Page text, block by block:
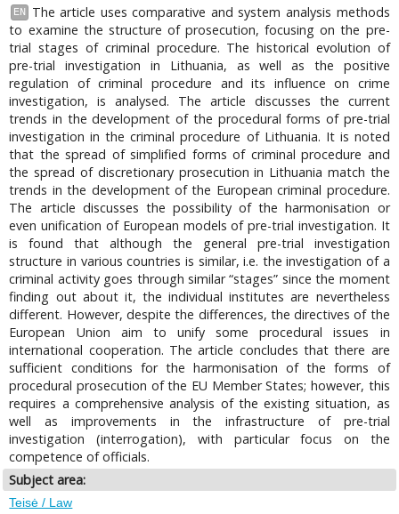
EN
The article uses comparative and system analysis methods
to examine the structure of prosecution, focusing on the pre-
trial stages of criminal procedure. The historical evolution of
pre-trial investigation in Lithuania, as well as the positive
regulation of criminal procedure and its influence on crime
investigation, is analysed. The article discusses the current
trends in the development of the procedural forms of pre-trial
investigation in the criminal procedure of Lithuania. It is noted
that the spread of simplified forms of criminal procedure and
the spread of discretionary prosecution in Lithuania match the
trends in the development of the European criminal procedure.
The article discusses the possibility of the harmonisation or
even unification of European models of pre-trial investigation. It
is found that although the general pre-trial investigation
structure in various countries is similar, i.e. the investigation of a
criminal activity goes through similar “stages” since the moment
finding out about it, the individual institutes are nevertheless
different. However, despite the differences, the directives of the
European Union aim to unify some procedural issues in
international cooperation. The article concludes that there are
sufficient conditions for the harmonisation of the forms of
procedural prosecution of the EU Member States; however, this
requires a comprehensive analysis of the existing situation, as
well as improvements in the infrastructure of pre-trial
investigation (interrogation), with particular focus on the
competence of officials.
Subject area:
Teisė / Law